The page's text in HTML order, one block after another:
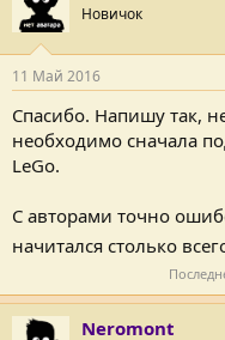
Новичок
11 Май 2016
Спасибо. Напишу так,
необходимо сначала
LeGo.
С авторами точно
начитался столько
Neromont